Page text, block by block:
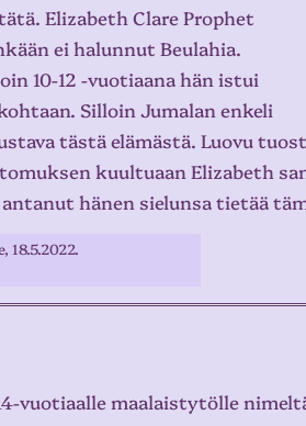
Elizabeth Clare Prophet
ei halunnut Beulahia.
10-12 -vuotiaana hän istui
Silloin Jumalan enkeli
tästä elämästä. Luovu
kuultuaan Elizabeth
hänen sielunsa tietää
18.5.2022.
vuotiaalle maalaistytölle